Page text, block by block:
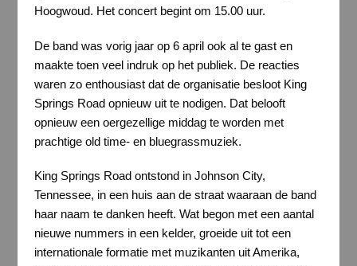
Hoogwoud. Het concert begint om 15.00 uur.
De band was vorig jaar op 6 april ook al te gast en
maakte toen veel indruk op het publiek. De reacties
waren zo enthousiast dat de organisatie besloot King
Springs Road opnieuw uit te nodigen. Dat belooft
opnieuw een oergezellige middag te worden met
prachtige old time- en bluegrassmuziek.
King Springs Road ontstond in Johnson City,
Tennessee, in een huis aan de straat waaraan de band
haar naam te danken heeft. Wat begon met een aantal
nieuwe nummers in een kelder, groeide uit tot een
internationale formatie met muzikanten uit Amerika,